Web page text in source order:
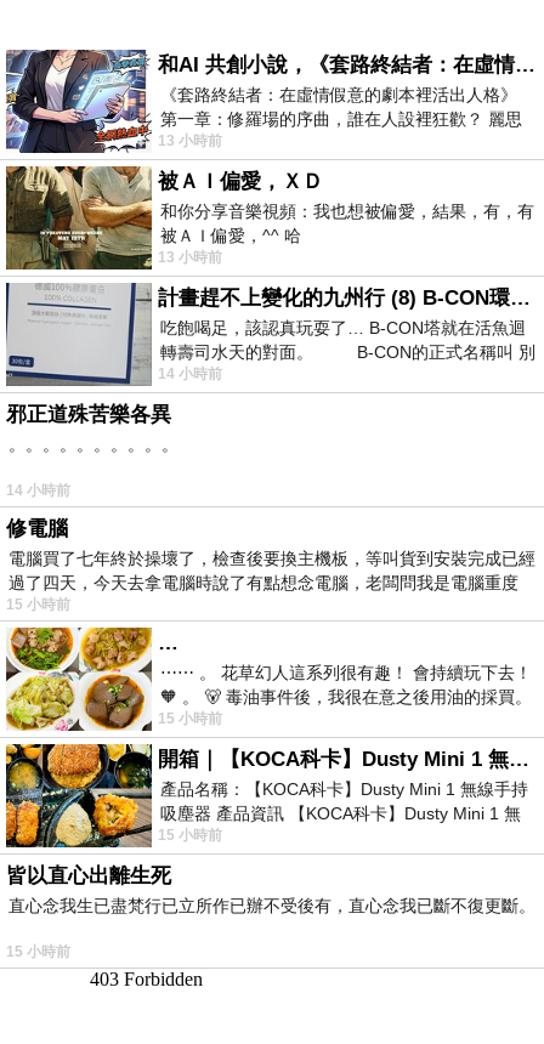
和AI 共創小說，《套路終結者：在虛情假意的劇本裡活出人格》
《套路終結者：在虛情假意的劇本裡活出人格》
第一章：修羅場的序曲，誰在人設裡狂歡？ 麗思
卡爾頓酒店的總統套房內，燈光昏
13 小時前
被ＡＩ偏愛，ＸＤ
和你分享音樂視頻：我也想被偏愛，結果，有，有
被ＡＩ偏愛，^^ 哈
13 小時前
計畫趕不上變化的九州行 (8) B-CON環球塔
吃飽喝足，該認真玩耍了… B-CON塔就在活魚迴
轉壽司水天的對面。 B-CON的正式名稱叫 別
14 小時前
邪正道殊苦樂各異
。。。。。。。。。。
14 小時前
修電腦
電腦買了七年終於操壞了，檢查後要換主機板，等叫貨到安裝完成已經
過了四天，今天去拿電腦時說了有點想念電腦，老闆問我是電腦重度
15 小時前
…
⋯⋯ 。 花草幻人這系列很有趣！ 會持續玩下去！
🧡 。 🐻 毒油事件後，我很在意之後用油的採買。
前天購買了我之前就很愛
15 小時前
開箱｜【KOCA科卡】Dusty Mini 1 無線手持吸塵器
產品名稱：【KOCA科卡】Dusty Mini 1 無線手持
吸塵器 產品資訊 【KOCA科卡】Dusty Mini 1 無
線手持吸塵器評語： 能吸、能吹兼具兩
15 小時前
皆以直心出離生死
直心念我生已盡梵行已立所作已辦不受後有，直心念我已斷不復更斷。
15 小時前